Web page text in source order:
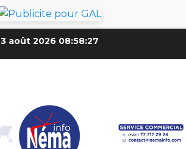
3 août 2026 08:58:29